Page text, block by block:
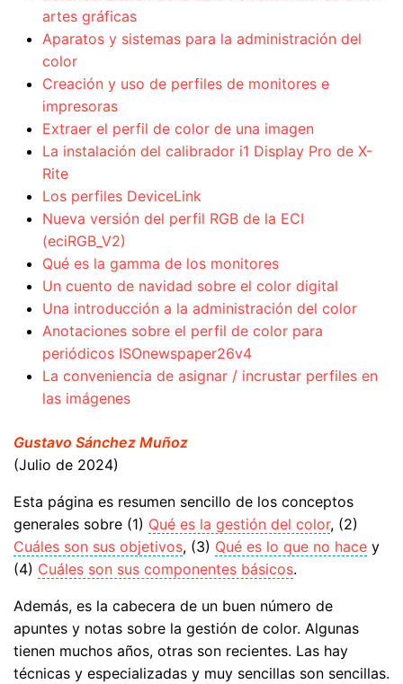
artes gráficas
Aparatos y sistemas para la administración del
color
Creación y uso de perfiles de monitores e
impresoras
Extraer el perfil de color de una imagen
La instalación del calibrador i1 Display Pro de X-
Rite
Los perfiles DeviceLink
Nueva versión del perfil RGB de la ECI
(eciRGB_V2)
Qué es la gamma de los monitores
Un cuento de navidad sobre el color digital
Una introducción a la administración del color
Anotaciones sobre el perfil de color para
periódicos ISOnewspaper26v4
La conveniencia de asignar / incrustar perfiles en
las imágenes
Gustavo Sánchez Muñoz
(Julio de 2024)
Esta página es resumen sencillo de los conceptos
generales sobre (1) Qué es la gestión del color, (2)
Cuáles son sus objetivos, (3) Qué es lo que no hace y
(4) Cuáles son sus componentes básicos.
Además, es la cabecera de un buen número de
apuntes y notas sobre la gestión de color. Algunas
tienen muchos años, otras son recientes. Las hay
técnicas y especializadas y muy sencillas son sencillas.